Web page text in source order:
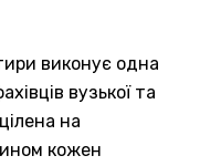
виконує одна
вузької та
на
кожен